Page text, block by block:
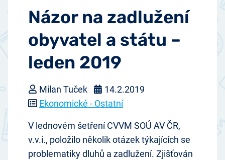
Názor na zadlužení
obyvatel a státu –
leden 2019
Milan Tuček
14.2.2019
Ekonomické - Ostatní
V lednovém šetření CVVM SOÚ AV ČR,
v.v.i., položilo několik otázek týkajících se
problematiky dluhů a zadlužení. Zjišťován